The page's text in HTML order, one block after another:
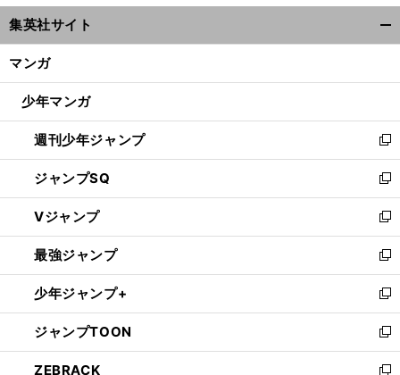
ウ
ィ
ン
ウ
開
く
集英社サイト
マンガ
少年マンガ
週刊少年ジャンプ
新
し
い
ウ
ィ
ン
ド
ウ
で
開
く
ジャンプSQ
新
し
い
ウ
ィ
ン
ド
ウ
で
開
く
Vジャンプ
新
し
い
ウ
ィ
ン
ド
ウ
で
最強ジャンプ
新
し
い
ウ
ィ
ン
ド
少年ジャンプ+
新
し
い
ウ
ジャンプTOON
新
し
ZEBRACK